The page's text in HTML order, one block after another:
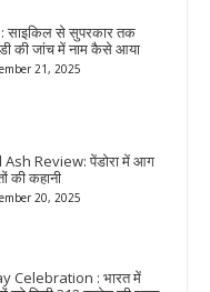
से सुपरकार तक
की जांच में नाम कैसे आया
21, 2025
Review: पेंडोरा में आग
की कहानी
20, 2025
Celebration : भारत में